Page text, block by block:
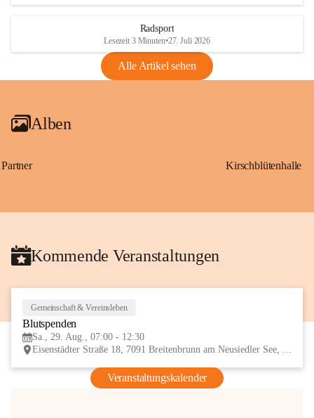
1 Seite•1,4 MB
VBl. EU Nr. 18_2026
Radsport
Lesezeit 3 Minuten•27. Juli 2026
Alle Artikel sehen
Alben
Partner Kirschblütenhalle
Kommende Veranstaltungen
Gemeinschaft & Vereinsleben
Blutspenden
Sa., 29. Aug., 07:00 - 12:30
Eisenstädter Straße 18, 7091 Breitenbrunn am Neusiedler See, AUT
Veranstaltungskalender